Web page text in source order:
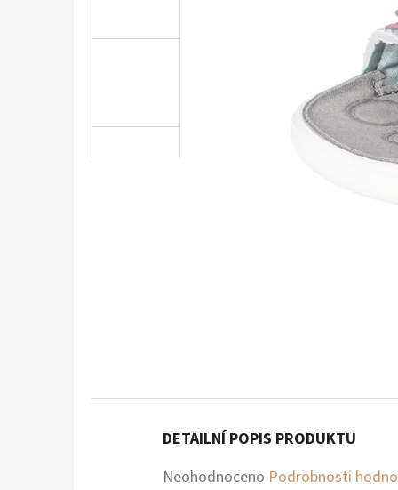
DETAILNÍ POPIS PRODUKTU
Průměrné
Neohodnoceno Podrobnosti